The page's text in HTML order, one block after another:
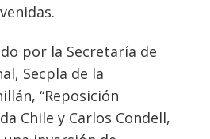
por la Secretaría de
Secpla de la
“Reposición
Chile y Carlos Condell,